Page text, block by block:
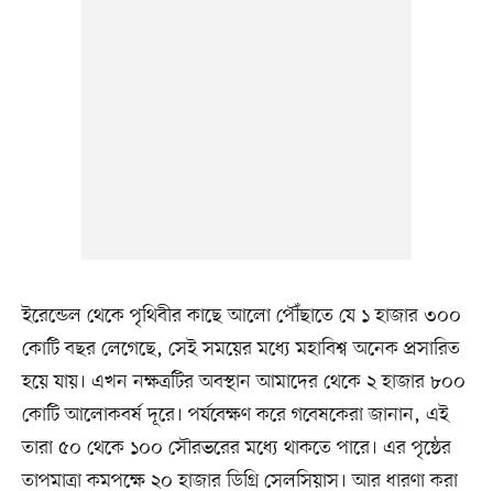
ইরেন্ডেল থেকে পৃথিবীর কাছে আলো পৌঁছাতে যে ১ হাজার ৩০০
কোটি বছর লেগেছে, সেই সময়ের মধ্যে মহাবিশ্ব অনেক প্রসারিত
হয়ে যায়। এখন নক্ষত্রটির অবস্থান আমাদের থেকে ২ হাজার ৮০০
কোটি আলোকবর্ষ দূরে। পর্যবেক্ষণ করে গবেষকেরা জানান, এই
তারা ৫০ থেকে ১০০ সৌরভরের মধ্যে থাকতে পারে। এর পৃষ্ঠের
তাপমাত্রা কমপক্ষে ২০ হাজার ডিগ্রি সেলসিয়াস। আর ধারণা করা